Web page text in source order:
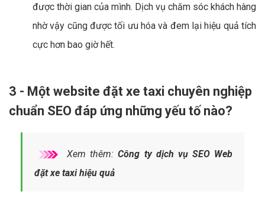
được thời gian của mình. Dịch vụ chăm sóc khách hàng
nhờ vậy cũng được tối ưu hóa và đem lại hiệu quả tích
cực hơn bao giờ hết.
3 - Một website đặt xe taxi chuyên nghiệp
chuẩn SEO đáp ứng những yếu tố nào?
Xem thêm:Công ty dịch vụ SEO Web
đặt xe taxi hiệu quả